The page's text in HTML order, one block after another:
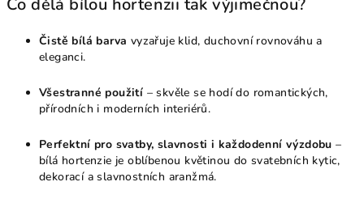
Čistě bílá barva vyzařuje klid, duchovní rovnováhu a
eleganci.
Všestranné použití – skvěle se hodí do romantických,
přírodních i moderních interiérů.
Perfektní pro svatby, slavnosti i každodenní výzdobu –
bílá hortenzie je oblíbenou květinou do svatebních kytic,
dekorací a slavnostních aranžmá.